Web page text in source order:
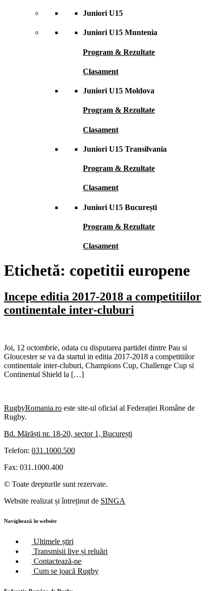
Juniori U15
Juniori U15 Muntenia
Program & Rezultate
Clasament
Juniori U15 Moldova
Program & Rezultate
Clasament
Juniori U15 Transilvania
Program & Rezultate
Clasament
Juniori U15 București
Program & Rezultate
Clasament
Etichetă: copetitii europene
Incepe editia 2017-2018 a competitiilor
continentale inter-cluburi
Joi, 12 octombrie, odata cu disputarea partidei dintre Pau si
Gloucester se va da startul in editia 2017-2018 a competitiilor
continentale inter-cluburi, Champions Cup, Challenge Cup si
Continental Shield la […]
RugbyRomania.ro este site-ul oficial al Federației Române de
Rugby.
Bd. Mărăști nr. 18-20, sector 1, București
Telefon: 031.1000.500
Fax: 031.1000.400
© Toate drepturile sunt rezervate.
Website realizat și întreținut de SINGA
Navighează în website
Ultimele știri
Transmisii live și reluări
Contactează-ne
Cum se joacă Rugby